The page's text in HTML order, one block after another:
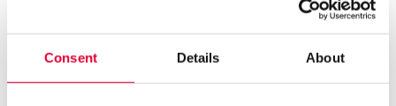
Consent Details About
Ook medewerkers vinden de vluchtheuvel een bijzondere plek.
centraal. Harro, die zelf ooit begon als stagiair op de
Vluchtheuvel beaamt dit. ‘Toen ik hier stage liep, was het al een